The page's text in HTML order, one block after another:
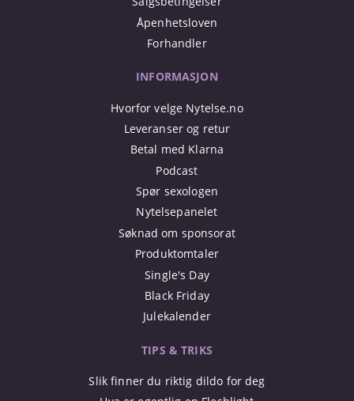
Åpenhetsloven
Forhandler
INFORMASJON
Hvorfor velge Nytelse.no
Leveranser og retur
Betal med Klarna
Podcast
Spør sexologen
Nytelsepanelet
Søknad om sponsorat
Produktomtaler
Single's Day
Black Friday
Julekalender
TIPS & TRIKS
Slik finner du riktig dildo for deg